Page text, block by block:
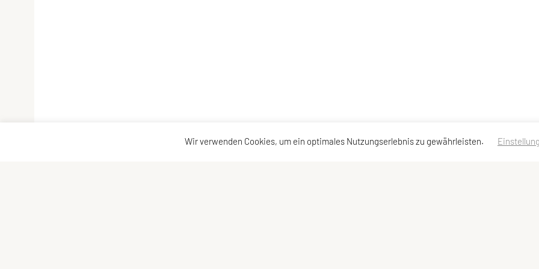
Wir verwenden Cookies, um ein optimales Nutzungserlebnis zu gewährleisten.